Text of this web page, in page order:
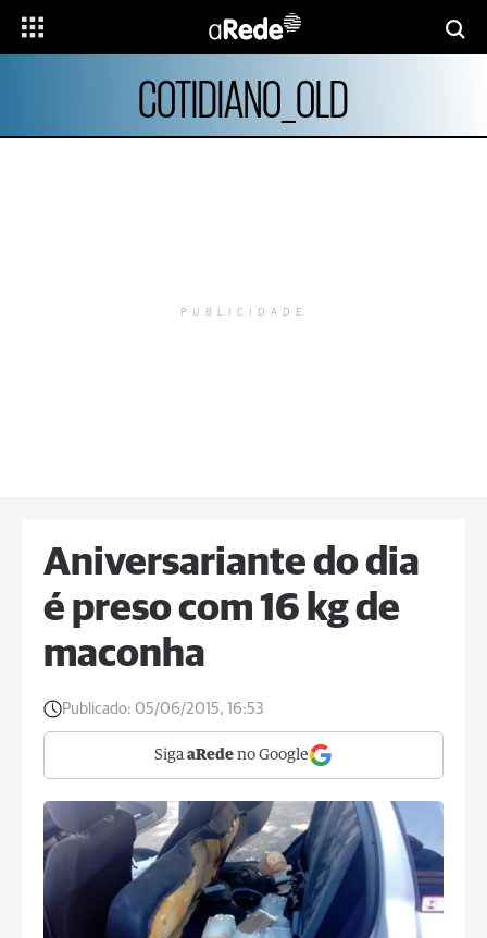
COTIDIANO_OLD
PUBLICIDADE
Aniversariante do dia
é preso com 16 kg de
maconha
Publicado: 05/06/2015, 16:53
Siga aRede no Google